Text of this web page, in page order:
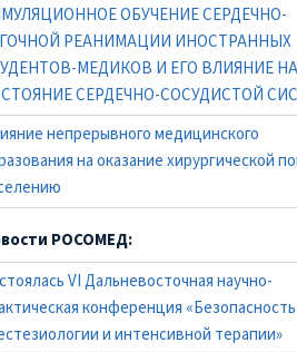
ОБУЧЕНИЕ СЕРДЕЧНО-
РЕАНИМАЦИИ ИНОСТРАННЫХ
МЕДИКОВ И ЕГО ВЛИЯНИЕ НА
СЕРДЕЧНО-СОСУДИСТОЙ
непрерывного медицинского
на оказание хирургической
РОСОМЕД:
VI Дальневосточная научно-
конференция
и интенсивной терапии»